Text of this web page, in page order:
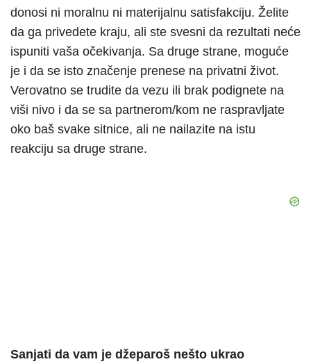
donosi ni moralnu ni materijalnu satisfakciju. Želite
da ga privedete kraju, ali ste svesni da rezultati neće
ispuniti vaša očekivanja. Sa druge strane, moguće
je i da se isto značenje prenese na privatni život.
Verovatno se trudite da vezu ili brak podignete na
viši nivo i da se sa partnerom/kom ne raspravljate
oko baš svake sitnice, ali ne nailazite na istu
reakciju sa druge strane.
Sanjati da vam je džeparoš nešto ukrao